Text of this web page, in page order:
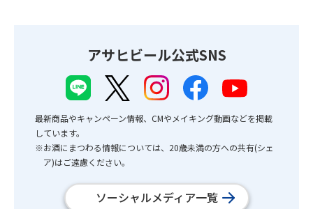
アサヒビール公式SNS
最新商品やキャンペーン情報、CMやメイキング動画などを掲載
しています。
※お酒にまつわる情報については、20歳未満の方への共有(シェ
ア)はご遠慮ください。
ソーシャルメディア一覧